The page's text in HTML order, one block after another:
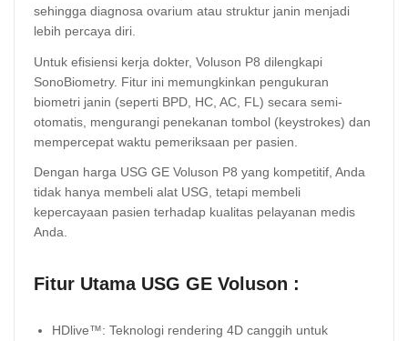
sehingga diagnosa ovarium atau struktur janin menjadi
lebih percaya diri.
Untuk efisiensi kerja dokter, Voluson P8 dilengkapi
SonoBiometry. Fitur ini memungkinkan pengukuran
biometri janin (seperti BPD, HC, AC, FL) secara semi-
otomatis, mengurangi penekanan tombol (keystrokes) dan
mempercepat waktu pemeriksaan per pasien.
Dengan harga USG GE Voluson P8 yang kompetitif, Anda
tidak hanya membeli alat USG, tetapi membeli
kepercayaan pasien terhadap kualitas pelayanan medis
Anda.
Fitur Utama USG GE Voluson :
HDlive™: Teknologi rendering 4D canggih untuk